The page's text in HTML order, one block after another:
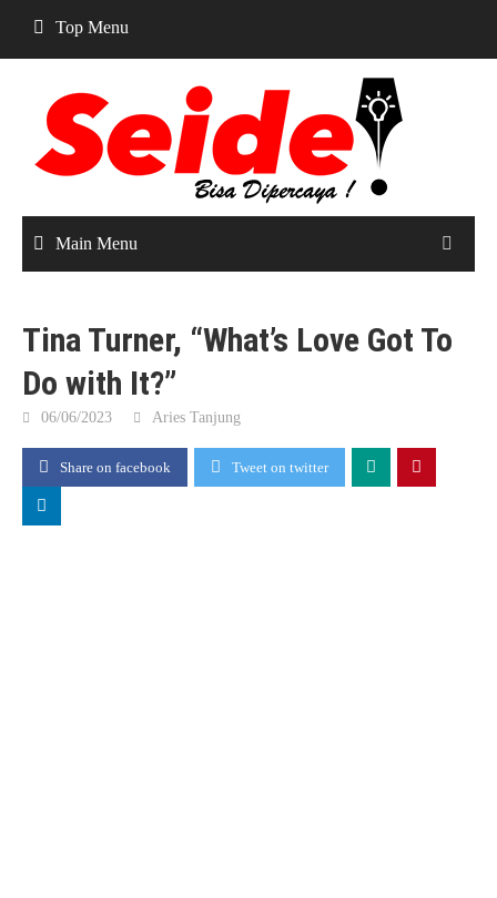
content
Top Menu
Main Menu
Tina Turner, “What’s Love Got To
Do with It?”
06/06/2023 Aries Tanjung
Share on facebook Tweet on twitter